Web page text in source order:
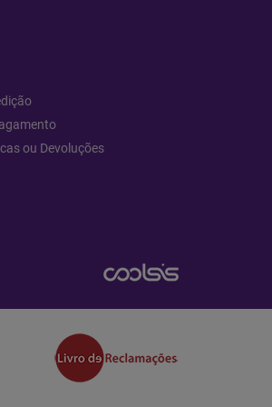
ou Devoluções